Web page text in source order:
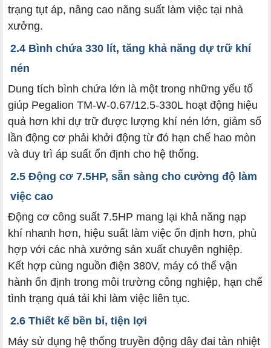
trạng tụt áp, nâng cao năng suất làm việc tại nhà
xưởng.
2.4 Bình chứa 330 lít, tăng khả năng dự trữ khí
nén
Dung tích bình chứa lớn là một trong những yếu tố
giúp Pegalion TM-W-0.67/12.5-330L hoạt động hiệu
quả hơn khi dự trữ được lượng khí nén lớn, giảm số
lần động cơ phải khởi động từ đó hạn chế hao mòn
và duy trì áp suất ổn định cho hệ thống.
2.5 Động cơ 7.5HP, sẵn sàng cho cường độ làm
việc cao
Động cơ công suất 7.5HP mang lại khả năng nạp
khí nhanh hơn, hiệu suất làm việc ổn định hơn, phù
hợp với các nhà xưởng sản xuất chuyên nghiệp.
Kết hợp cùng nguồn điện 380V, máy có thể vận
hành ổn định trong môi trường công nghiệp, hạn chế
tình trạng quá tải khi làm việc liên tục.
2.6 Thiết kế bền bỉ, tiện lợi
Máy sử dụng hệ thống truyền động dây đai tản nhiệt